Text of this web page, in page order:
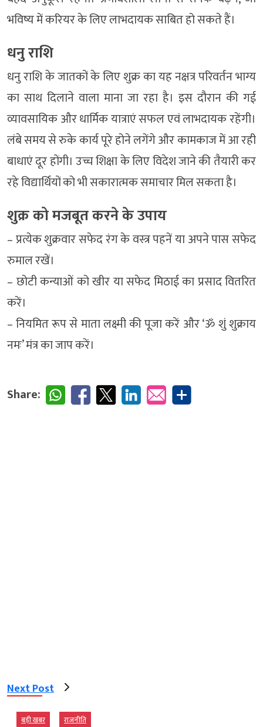
भविष्य में करियर के लिए लाभदायक साबित हो सकते हैं।
धनु राशि
धनु राशि के जातकों के लिए शुक्र का यह नक्षत्र परिवर्तन भाग्य
का साथ दिलाने वाला माना जा रहा है। इस दौरान की गई
व्यावसायिक और धार्मिक यात्राएं सफल एवं लाभदायक रहेंगी।
लंबे समय से रुके कार्य पूरे होने लगेंगे और कामकाज में आ रही
बाधाएं दूर होंगी। उच्च शिक्षा के लिए विदेश जाने की तैयारी कर
रहे विद्यार्थियों को भी सकारात्मक समाचार मिल सकता है।
शुक्र को मजबूत करने के उपाय
– प्रत्येक शुक्रवार सफेद रंग के वस्त्र पहनें या अपने पास सफेद
रुमाल रखें।
– छोटी कन्याओं को खीर या सफेद मिठाई का प्रसाद वितरित
करें।
– नियमित रूप से माता लक्ष्मी की पूजा करें और ‘ॐ शुं शुक्राय
नमः’ मंत्र का जाप करें।
Share:
Next Post
बड़ी खबर राजनीति